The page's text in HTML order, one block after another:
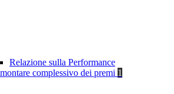
Relazione sulla Performance
complessivo dei premi 1